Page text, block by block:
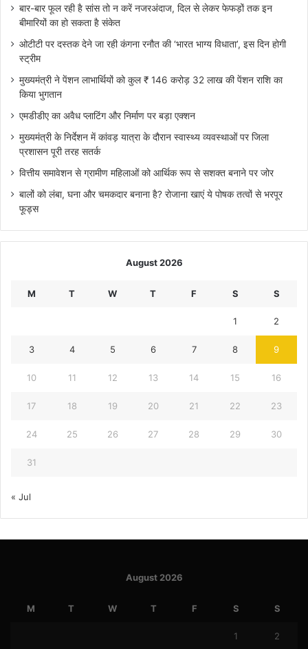
बार-बार फूल रही है सांस तो न करें नजरअंदाज, दिल से लेकर फेफड़ों तक इन
बीमारियों का हो सकता है संकेत
ओटीटी पर दस्तक देने जा रही कंगना रनौत की ‘भारत भाग्य विधाता’, इस दिन होगी
स्ट्रीम
मुख्यमंत्री ने पेंशन लाभार्थियों को कुल ₹ 146 करोड़ 32 लाख की पेंशन राशि का
किया भुगतान
एमडीडीए का अवैध प्लाटिंग और निर्माण पर बड़ा एक्शन
मुख्यमंत्री के निर्देशन में कांवड़ यात्रा के दौरान स्वास्थ्य व्यवस्थाओं पर जिला
प्रशासन पूरी तरह सतर्क
वित्तीय समावेशन से ग्रामीण महिलाओं को आर्थिक रूप से सशक्त बनाने पर जोर
बालों को लंबा, घना और चमकदार बनाना है? रोजाना खाएं ये पोषक तत्वों से भरपूर
फूड्स
August 2026
M T W T F S S
1 2
3 4 5 6 7 8 9
10 11 12 13 14 15 16
17 18 19 20 21 22 23
24 25 26 27 28 29 30
31
« Jul
August 2026
M T W T F S S
1 2